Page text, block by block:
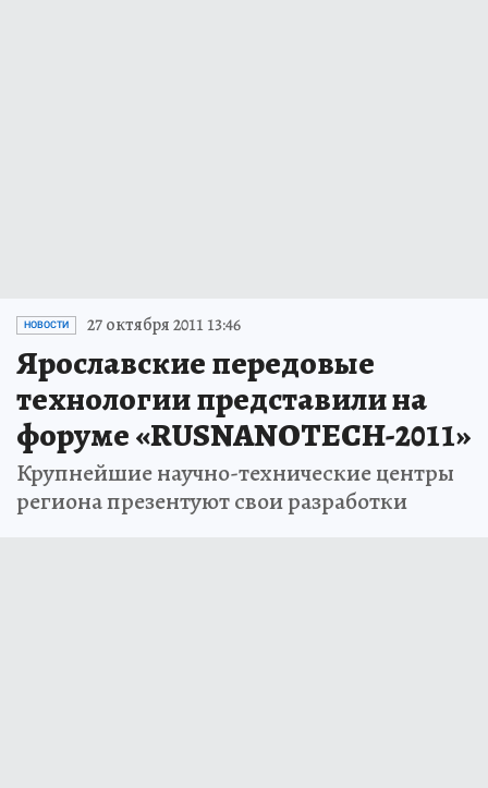
НОВОСТИ 27 октября 2011 13:46
Ярославские передовые
технологии представили на
форуме «RUSNANOTECH-2011»
Крупнейшие научно-технические центры
региона презентуют свои разработки